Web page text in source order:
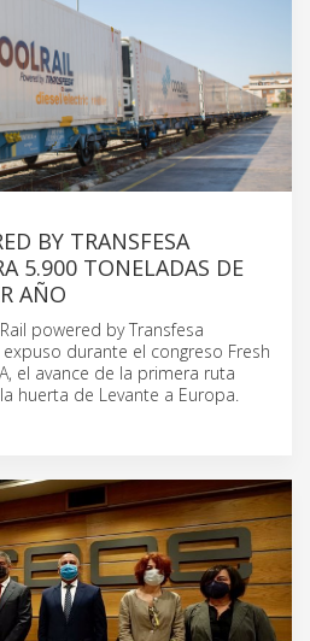
BY TRANSFESA
5.900 TONELADAS DE
AÑO
powered by Transfesa
durante el congreso Fresh
el avance de la primera ruta
huerta de Levante a Europa.